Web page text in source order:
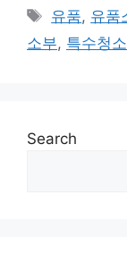
Tags
유품, 유품
소부, 특수청
Search